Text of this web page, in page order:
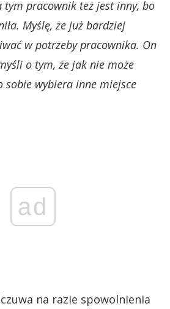
tym pracownik też jest inny, bo
Myślę, że już bardziej
w potrzeby pracownika. On
o tym, że jak nie może
sobie wybiera inne miejsce
ad
na razie spowolnienia